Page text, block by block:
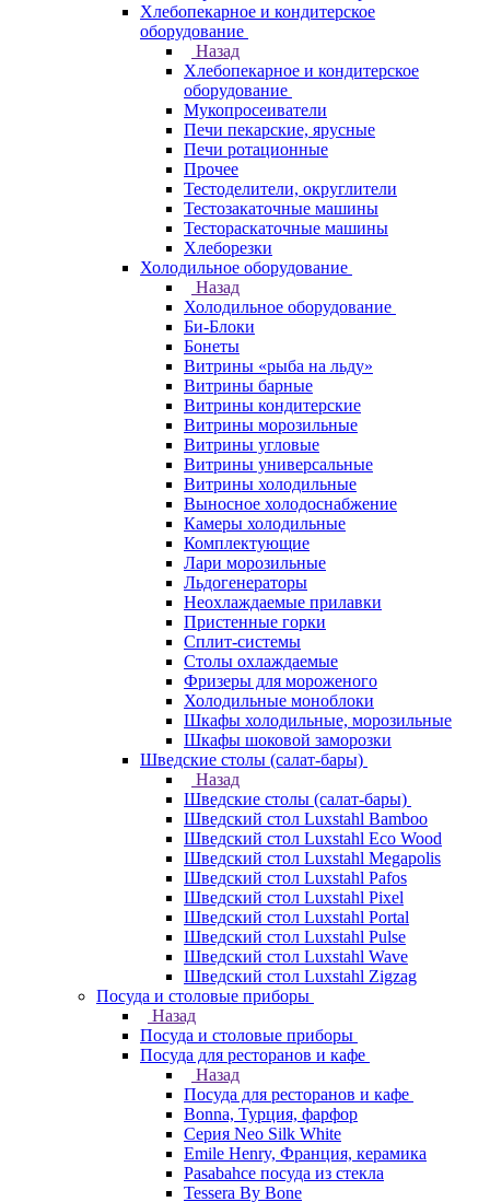
Хлебопекарное и кондитерское
оборудование
Назад
Хлебопекарное и кондитерское
оборудование
Мукопросеиватели
Печи пекарские, ярусные
Печи ротационные
Прочее
Тестоделители, округлители
Тестозакаточные машины
Тестораскаточные машины
Хлеборезки
Холодильное оборудование
Назад
Холодильное оборудование
Би-Блоки
Бонеты
Витрины «рыба на льду»
Витрины барные
Витрины кондитерские
Витрины морозильные
Витрины угловые
Витрины универсальные
Витрины холодильные
Выносное холодоснабжение
Камеры холодильные
Комплектующие
Лари морозильные
Льдогенераторы
Неохлаждаемые прилавки
Пристенные горки
Сплит-системы
Столы охлаждаемые
Фризеры для мороженого
Холодильные моноблоки
Шкафы холодильные, морозильные
Шкафы шоковой заморозки
Шведские столы (салат-бары)
Назад
Шведские столы (салат-бары)
Шведский стол Luxstahl Bamboo
Шведский стол Luxstahl Eco Wood
Шведский стол Luxstahl Megapolis
Шведский стол Luxstahl Pafos
Шведский стол Luxstahl Pixel
Шведский стол Luxstahl Portal
Шведский стол Luxstahl Pulse
Шведский стол Luxstahl Wave
Шведский стол Luxstahl Zigzag
Посуда и столовые приборы
Назад
Посуда и столовые приборы
Посуда для ресторанов и кафе
Назад
Посуда для ресторанов и кафе
Bonna, Турция, фарфор
Cерия Neo Silk White
Emile Henry, Франция, керамика
Pasabahce посуда из стекла
Tessera By Bone